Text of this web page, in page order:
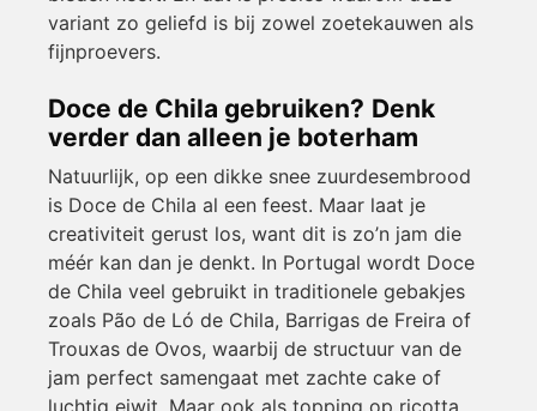
variant zo geliefd is bij zowel zoetekauwen als
fijnproevers.
Doce de Chila gebruiken? Denk
verder dan alleen je boterham
Natuurlijk, op een dikke snee zuurdesembrood
is Doce de Chila al een feest. Maar laat je
creativiteit gerust los, want dit is zo’n jam die
méér kan dan je denkt. In Portugal wordt Doce
de Chila veel gebruikt in traditionele gebakjes
zoals Pão de Ló de Chila, Barrigas de Freira of
Trouxas de Ovos, waarbij de structuur van de
jam perfect samengaat met zachte cake of
luchtig eiwit. Maar ook als topping op ricotta,